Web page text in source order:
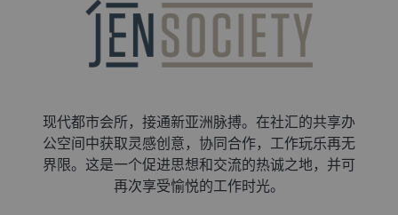
现代都市会所，接通新亚洲脉搏。在社汇的共享办
公空间中获取灵感创意，协同合作，工作玩乐再无
界限。这是一个促进思想和交流的热诚之地，并可
再次享受愉悦的工作时光。